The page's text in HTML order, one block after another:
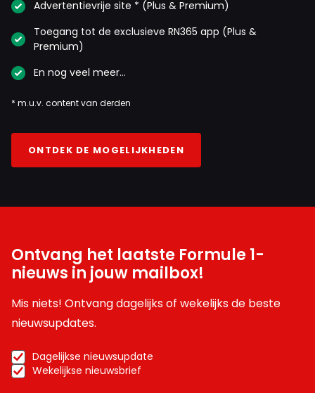
Advertentievrije site * (Plus & Premium)
Toegang tot de exclusieve RN365 app (Plus &
Premium)
En nog veel meer…
* m.u.v. content van derden
ONTDEK DE MOGELIJKHEDEN
Ontvang het laatste Formule 1-
nieuws in jouw mailbox!
Mis niets! Ontvang dagelijks of wekelijks de beste
nieuwsupdates.
Dagelijkse nieuwsupdate
Wekelijkse nieuwsbrief